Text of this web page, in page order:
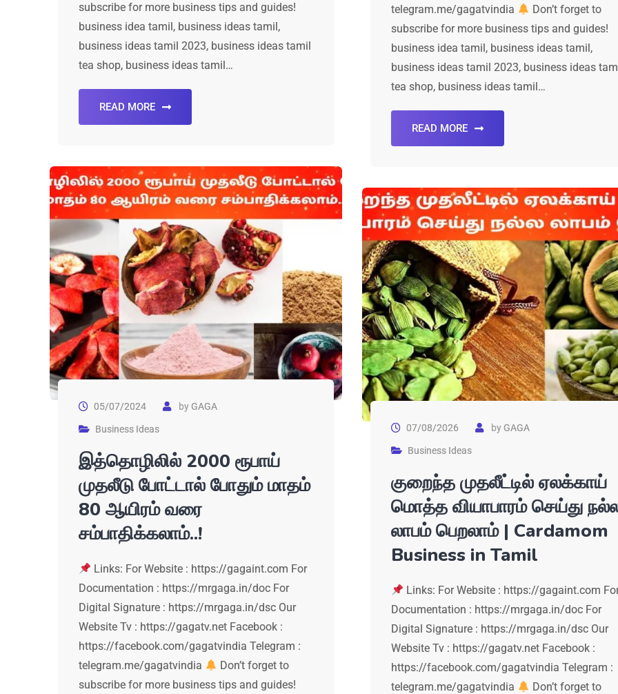
subscribe for more business tips and guides!
business idea tamil, business ideas tamil,
business ideas tamil 2023, business ideas tamil
tea shop, business ideas tamil…
READ MORE
telegram.me/gagatvindia
Don’t forget to
subscribe for more business tips and guides!
business idea tamil, business ideas tamil,
business ideas tamil 2023, business ideas
tea shop, business ideas tamil…
READ MORE
05/07/2024 byGAGA
Business Ideas
இத்தொழிலில் 2000 ரூபாய்
முதலீடு போட்டால் போதும் மாதம்
80 ஆயிரம் வரை
சம்பாதிக்கலாம்..!
Links: For Website : https://gagaint.com For
Documentation : https://mrgaga.in/doc For
Digital Signature : https://mrgaga.in/dsc Our
Website Tv : https://gagatv.net Facebook :
https://facebook.com/gagatvindia Telegram :
telegram.me/gagatvindia
Don’t forget to
subscribe for more business tips and guides!
07/08/2026 byGAGA
Business Ideas
குறைந்த முதலீட்டில் ஏலக்காய்
மொத்த வியாபாரம் செய்து
லாபம் பெறலாம் | Cardamom
Business in Tamil
Links: For Website : https://gagaint.com
Documentation : https://mrgaga.in/doc For
Digital Signature : https://mrgaga.in/dsc Our
Website Tv : https://gagatv.net Facebook :
https://facebook.com/gagatvindia Telegram :
telegram.me/gagatvindia
Don’t forget to